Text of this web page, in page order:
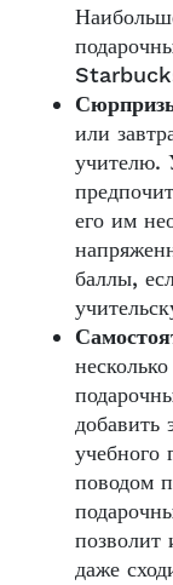
или
учителю.
его им
баллы,
добавить
учебного
поводом
позволит
даже